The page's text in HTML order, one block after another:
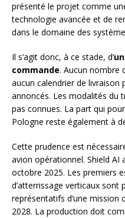
présenté le projet comme
technologie avancée et de
dans le domaine des
Il s’agit donc, à ce stade, d’
commande. Aucun nombre
aucun calendrier de livraison
annoncés. Les modalités du
pas connues. La part qui
Pologne reste également à
Cette prudence est
avion opérationnel. Shield AI
octobre 2025. Les premiers
d’atterrissage verticaux sont
représentatifs d’une
2028. La production doit